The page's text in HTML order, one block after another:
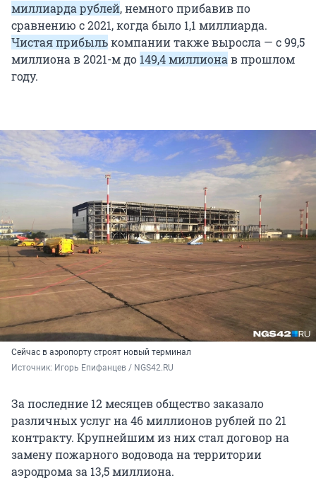
миллиарда рублей, немного прибавив по
сравнению с 2021, когда было 1,1 миллиарда.
Чистая прибылькомпании также выросла — с 99,5
миллиона в 2021-м до 149,4 миллионав прошлом
году.
Сейчас в аэропорту строят новый терминал
Источник: Игорь Епифанцев / NGS42.RU
За последние 12 месяцев общество заказало
различных услуг на 46 миллионов рублей по 21
контракту. Крупнейшим из них стал договор на
замену пожарного водовода на территории
аэродрома за 13,5 миллиона.